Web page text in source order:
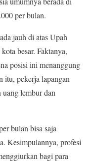
per bulan.
jauh di atas Upah
besar. Faktanya,
posisi ini menanggung
itu, pekerja lapangan
uang lembur dan
bulan bisa saja
Kesimpulannya, profesi
bagi para